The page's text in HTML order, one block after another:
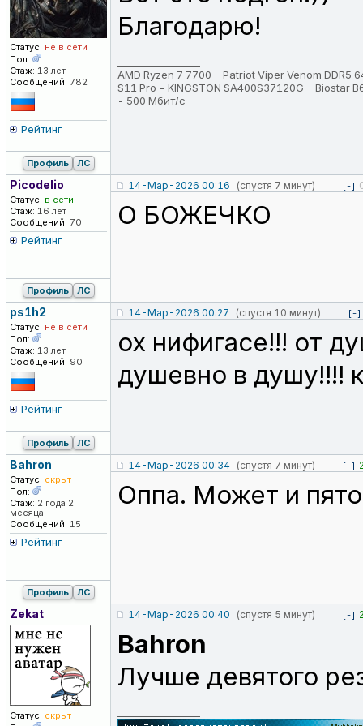
Статус: не в сети
Пол:
Стаж: 13 лет
Сообщений: 782
Рейтинг
Благодарю!
AMD Ryzen 7 7700 - Patriot Viper Venom DDR5
S11 Pro - KINGSTON SA400S37120G - Biostar
- 500 Мбит/с
Профиль ЛС
Picodelio
Статус: в сети
Стаж: 16 лет
Сообщений: 70
Рейтинг
14-Мар-2026 00:16 (спустя 7 минут) [-]
О БОЖЕЧКО
Профиль ЛС
ps1h2
Статус: не в сети
Пол:
Стаж: 13 лет
Сообщений: 90
Рейтинг
14-Мар-2026 00:27 (спустя 10 минут) [-]
ох нифигасе!!! от
душевно в душу!!!!
Профиль ЛС
Bahron
Статус: скрыт
Пол:
Стаж: 2 года 2
месяца
Сообщений: 15
Рейтинг
14-Мар-2026 00:34 (спустя 7 минут) [-]
Оппа. Может и
Профиль ЛС
Zekat
Статус: скрыт
14-Мар-2026 00:40 (спустя 5 минут) [-]
Bahron
Лучше девятого